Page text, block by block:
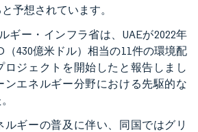
予想されています。
ギー・インフラ省は、UAEが2022年
（430億米ドル）相当の11件の環境配
ロジェクトを開始したと報告しまし
ンエネルギー分野における先駆的な
ルギーの普及に伴い、同国ではグリ